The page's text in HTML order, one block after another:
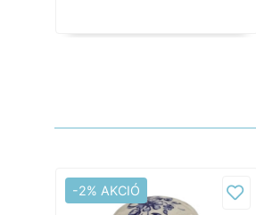
-2% AKCIÓ